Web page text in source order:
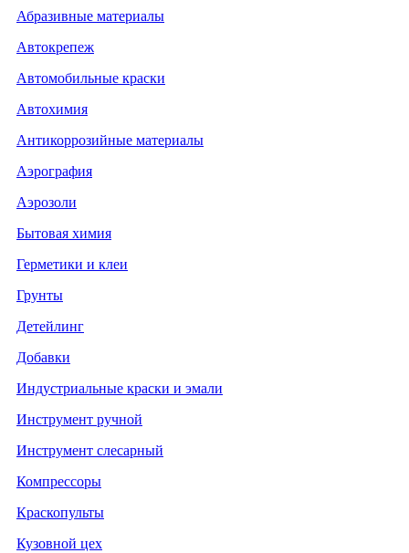
Абразивные материалы
Автокрепеж
Автомобильные краски
Автохимия
Антикоррозийные материалы
Аэрография
Аэрозоли
Бытовая химия
Герметики и клеи
Грунты
Детейлинг
Добавки
Индустриальные краски и эмали
Инструмент ручной
Инструмент слесарный
Компрессоры
Краскопульты
Кузовной цех